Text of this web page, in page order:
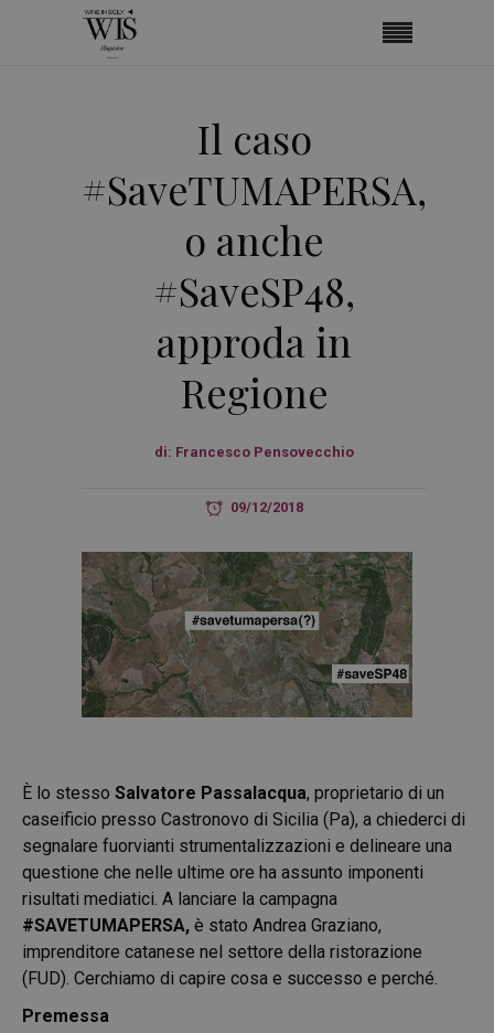
Il caso
#SaveTUMAPERSA,
o anche
#SaveSP48,
approda in
Regione
di: Francesco Pensovecchio
09/12/2018
È lo stesso Salvatore Passalacqua, proprietario di un
caseificio presso Castronovo di Sicilia (Pa), a chiederci di
segnalare fuorvianti strumentalizzazioni e delineare una
questione che nelle ultime ore ha assunto imponenti
risultati mediatici. A lanciare la campagna
#SAVETUMAPERSA, è stato Andrea Graziano,
imprenditore catanese nel settore della ristorazione
(FUD). Cerchiamo di capire cosa e successo e perché.
Premessa